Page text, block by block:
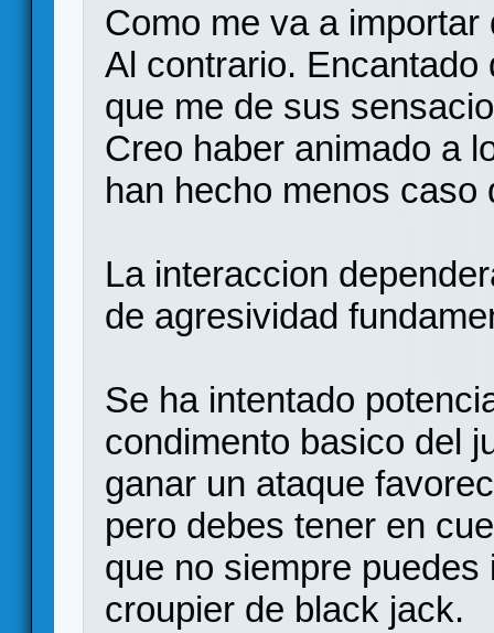
Como me va a
Al contrario. Encantado
que me de sus
Creo haber animado a
han hecho menos
La interaccion
de agresividad
Se ha intentado
condimento basico del
ganar un ataque
pero debes tener en
que no siempre
croupier de black jack.